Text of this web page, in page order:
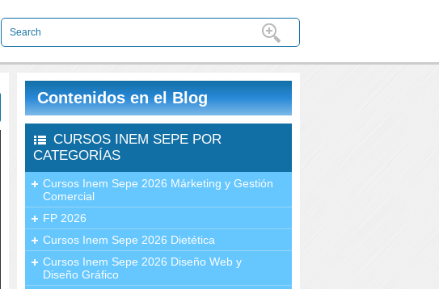
Contenidos en el Blog
CURSOS INEM SEPE POR
CATEGORÍAS
Cursos Inem Sepe 2026 Márketing y Gestión
Comercial
FP 2026
Cursos Inem Sepe 2026 Dietética
Cursos Inem Sepe 2026 Diseño Web y
Diseño Gráfico